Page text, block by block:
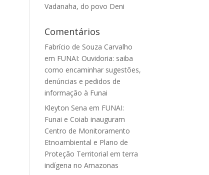
Vadanaha, do povo Deni
Comentários
Fabrício de Souza Carvalho
em FUNAI: Ouvidoria: saiba
como encaminhar sugestões,
denúncias e pedidos de
informação à Funai
Kleyton Sena em FUNAI:
Funai e Coiab inauguram
Centro de Monitoramento
Etnoambiental e Plano de
Proteção Territorial em terra
indígena no Amazonas